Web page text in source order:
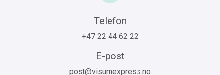
Telefon
+47 22 44 62 22
E-post
post@visumexpress.no